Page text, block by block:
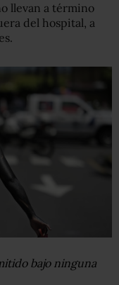
llevan a término
del hospital, a
bajo ninguna